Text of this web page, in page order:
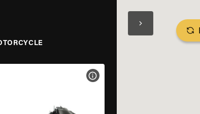
DE LA MOTO VER ESPECIFICACIONES DE LA